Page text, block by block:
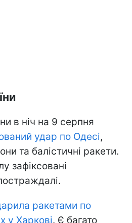
в ніч на 9 серпня
удар по Одесі,
та балістичні ракети.
зафіксовані
ракетами по
у Харкові. Є багато